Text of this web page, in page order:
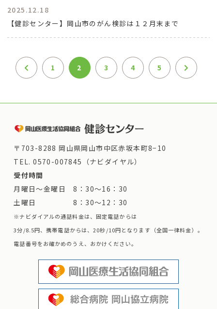
2025.12.18
【健診センター】岡山市のがん検診は１２月末まで
1 2 3 4 5
〒703-8288 岡山県岡山市中区赤坂本町8−10
TEL.0570-007845（ナビダイヤル）
受付時間
月曜日～金曜日 8：30～16：30
土曜日 8：30～12：30
※ナビダイアルの通話料金は、固定電話からは
3分/8.5円、携帯電話からは、20秒/10円となります（全国一律料金）。
電話番号をお確かめのうえ、おかけください。